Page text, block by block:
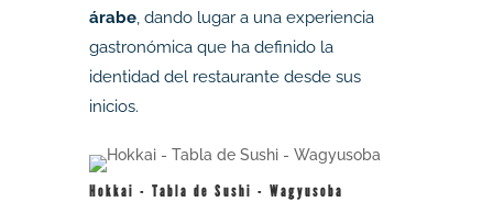
árabe, dando lugar a una experiencia
gastronómica que ha definido la
identidad del restaurante desde sus
inicios.
Hokkai - Tabla de Sushi - Wagyusoba